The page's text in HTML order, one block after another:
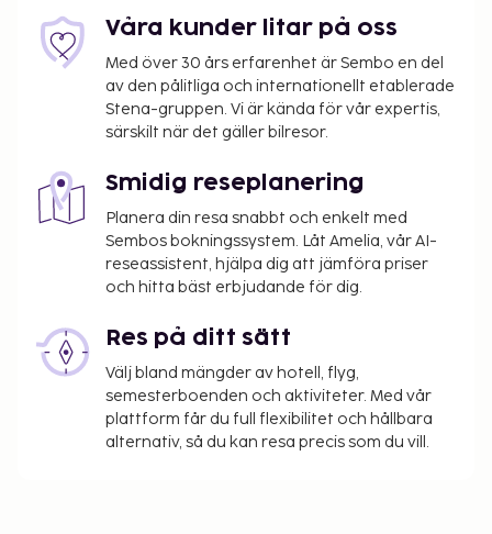
Våra kunder litar på oss
Med över 30 års erfarenhet är Sembo en del
av den pålitliga och internationellt etablerade
Stena-gruppen. Vi är kända för vår expertis,
särskilt när det gäller bilresor.
Smidig reseplanering
Planera din resa snabbt och enkelt med
Sembos bokningssystem. Låt Amelia, vår AI-
reseassistent, hjälpa dig att jämföra priser
och hitta bäst erbjudande för dig.
Res på ditt sätt
Välj bland mängder av hotell, flyg,
semesterboenden och aktiviteter. Med vår
plattform får du full flexibilitet och hållbara
alternativ, så du kan resa precis som du vill.